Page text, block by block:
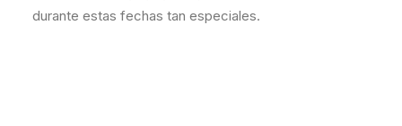
durante estas fechas tan especiales.